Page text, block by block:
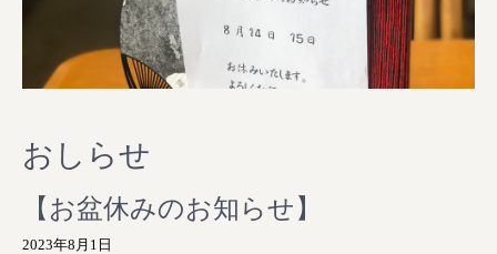
おしらせ
【お盆休みのお知らせ】
2023年8月1日